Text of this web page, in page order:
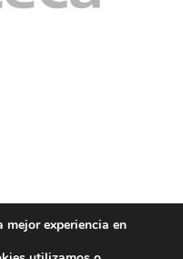
experiencia en